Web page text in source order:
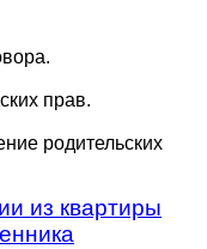
прав.
родительских
из квартиры